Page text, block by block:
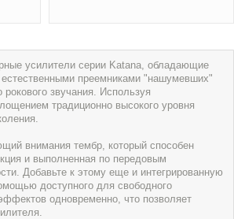
усилители серии Katana, обладающие
преемниками "нашумевших"
звучания. Используя
традиционно высокого уровня
внимания тембр, который способен
и выполненная по передовым
Добавьте к этому еще и интегрированную
доступного для свободного
одновременно, что позволяет